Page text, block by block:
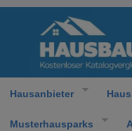
Hausanbieter
Musterhausparks